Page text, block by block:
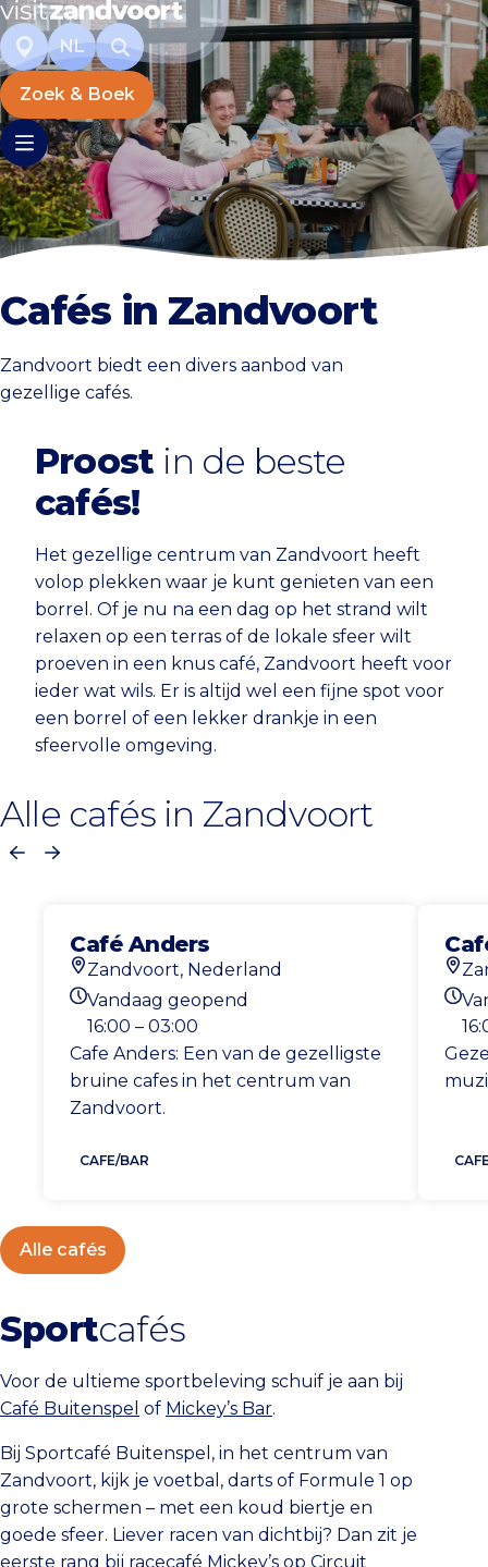
NL
Zoek & Boek
Cafés in Zandvoort
Zandvoort biedt een divers aanbod van
gezellige cafés.
Proost in de beste
cafés!
Het gezellige centrum van Zandvoort heeft
volop plekken waar je kunt genieten van een
borrel. Of je nu na een dag op het strand wilt
relaxen op een terras of de lokale sfeer wilt
proeven in een knus café, Zandvoort heeft voor
ieder wat wils. Er is altijd wel een fijne spot voor
een borrel of een lekker drankje in een
sfeervolle omgeving.
Alle cafés in Zandvoort
VorigeVolgende
Café Anders
Locatie
Zandvoort, Nederland
Openingstijden vandaag
Vandaag geopend
16:00 – 03:00
Cafe Anders: Een van de gezelligste
bruine cafes in het centrum van
Zandvoort.
CAFE/BAR
Alle cafés
Sportcafés
Voor de ultieme sportbeleving schuif je aan bij
Café Buitenspel of Mickey’s Bar.
Bij Sportcafé Buitenspel, in het centrum van
Zandvoort, kijk je voetbal, darts of Formule 1 op
grote schermen – met een koud biertje en
goede sfeer. Liever racen van dichtbij? Dan zit je
eerste rang bij racecafé Mickey’s op Circuit